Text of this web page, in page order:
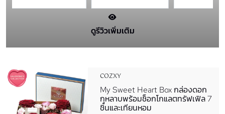
ดูรีวิวเพิ่มเติม
COZXY
My Sweet Heart Box กล่องดอก
กุหลาบพร้อมช็อกโกแลตทรัฟเฟิล 7
ชิ้นและเทียนหอม